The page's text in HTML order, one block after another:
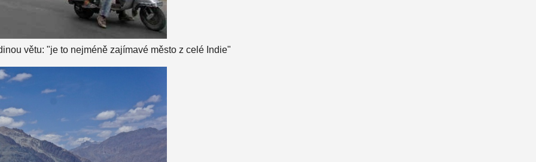
větu: "je to nejméně zajímavé město z celé Indie"